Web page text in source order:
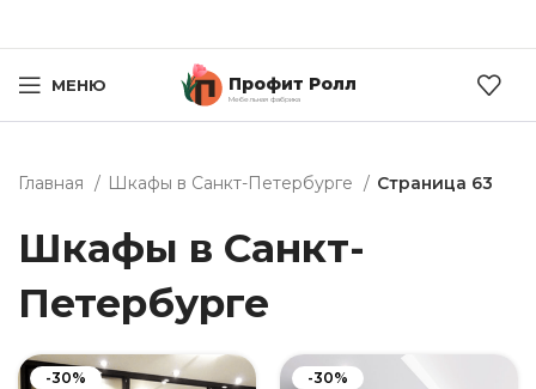
МЕНЮ Профит Ролл
Мебельная фабрика
Главная Шкафы в Санкт-Петербурге Страница 63
Шкафы в Санкт-
Петербурге
-30% -30%